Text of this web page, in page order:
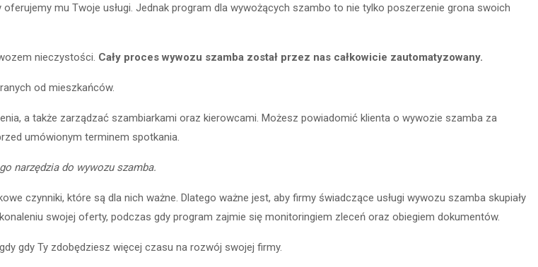
mu Twoje usługi. Jednak program dla wywożących szambo to nie tylko poszerzenie grona swoich
nieczystości. Cały proces wywozu szamba został przez nas całkowicie zautomatyzowany.
od mieszkańców.
a także zarządzać szambiarkami oraz kierowcami. Możesz powiadomić klienta o wywozie szamba za
umówionym terminem spotkania.
narzędzia do wywozu szamba.
czynniki, które są dla nich ważne. Dlatego ważne jest, aby firmy świadczące usługi wywozu szamba skupiały
swojej oferty, podczas gdy program zajmie się monitoringiem zleceń oraz obiegiem dokumentów.
gdy Ty zdobędziesz więcej czasu na rozwój swojej firmy.